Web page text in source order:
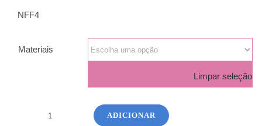
NFF4
Materiais
Limpar seleção
ADICIONAR